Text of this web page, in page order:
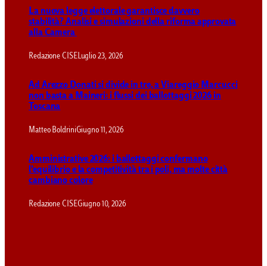
La nuova legge elettorale garantisce davvero
stabilità? Analisi e simulazioni della riforma approvata
alla Camera
Redazione CISELuglio 23, 2026
Ad Arezzo Donati si divide in tre, a Viareggio Marcucci
non basta a Maineri: i flussi dei ballottaggi 2026 in
Toscana
Matteo BoldriniGiugno 11, 2026
Amministrative 2026: i ballottaggi confermano
l’equilibrio e la competitività tra i poli, ma molte città
cambiano colore
Redazione CISEGiugno 10, 2026